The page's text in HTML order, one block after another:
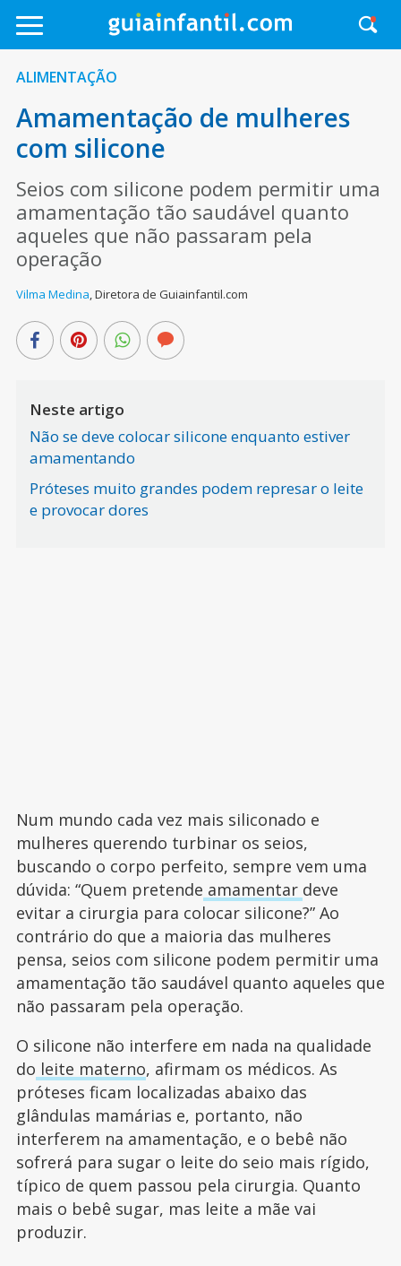
ALIMENTAÇÃO
Amamentação de mulheres
com silicone
Seios com silicone podem permitir uma
amamentação tão saudável quanto
aqueles que não passaram pela
operação
Vilma Medina,Diretora de Guiainfantil.com
Neste artigo
Não se deve colocar silicone enquanto estiver
amamentando
Próteses muito grandes podem represar o leite
e provocar dores
Num mundo cada vez mais siliconado e
mulheres querendo turbinar os seios,
buscando o corpo perfeito, sempre vem uma
dúvida: “Quem pretende amamentar deve
evitar a cirurgia para colocar silicone?” Ao
contrário do que a maioria das mulheres
pensa, seios com silicone podem permitir uma
amamentação tão saudável quanto aqueles que
não passaram pela operação.
O silicone não interfere em nada na qualidade
do leite materno, afirmam os médicos. As
próteses ficam localizadas abaixo das
glândulas mamárias e, portanto, não
interferem na amamentação, e o bebê não
sofrerá para sugar o leite do seio mais rígido,
típico de quem passou pela cirurgia. Quanto
mais o bebê sugar, mas leite a mãe vai
produzir.